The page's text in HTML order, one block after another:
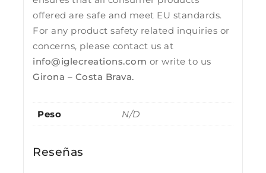
offered are safe and meet EU standards.
For any product safety related inquiries or
concerns, please contact us at
info@iglecreations.com or write to us
Girona – Costa Brava.
Peso N/D
Reseñas